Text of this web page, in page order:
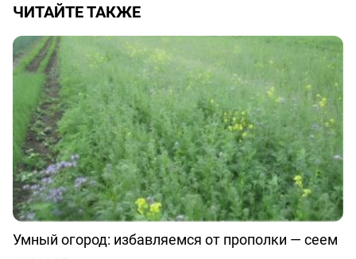
ЧИТАЙТЕ ТАКЖЕ
Умный огород: избавляемся от прополки — сеем